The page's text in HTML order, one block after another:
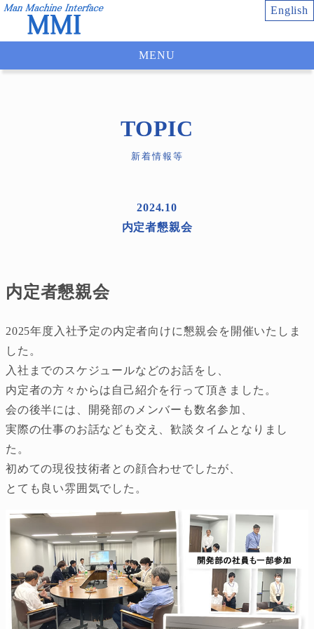
English
MENU
TOPIC
新着情報等
2024.10
内定者懇親会
内定者懇親会
2025年度入社予定の内定者向けに懇親会を開催いたしま
した。
入社までのスケジュールなどのお話をし、
内定者の方々からは自己紹介を行って頂きました。
会の後半には、開発部のメンバーも数名参加、
実際の仕事のお話なども交え、歓談タイムとなりまし
た。
初めての現役技術者との顔合わせでしたが、
とても良い雰囲気でした。